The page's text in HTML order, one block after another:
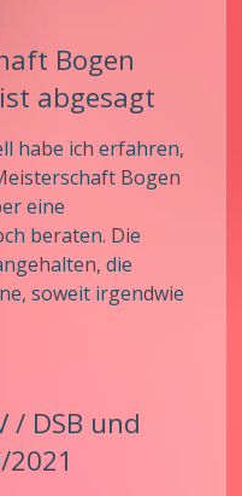
Bogen
abgesagt
habe ich erfahren,
Bogen
eine
beraten. Die
die
soweit irgendwie
/ DSB und